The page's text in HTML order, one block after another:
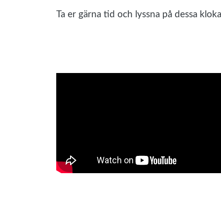
Ta er gärna tid och lyssna på dessa